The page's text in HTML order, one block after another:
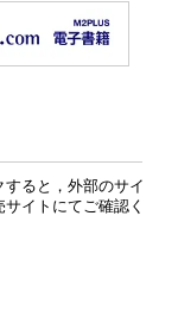
すると，外部のサイ
イトにてご確認く